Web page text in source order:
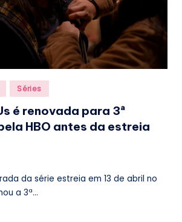
Séries
é renovada para 3ª
HBO antes da estreia
da série estreia em 13 de abril no
a 3ª...